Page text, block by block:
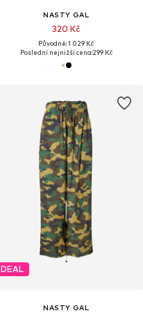
NASTY GAL
320 Kč
Původně: 1 029 Kč
Poslední nejnižší cena:299 Kč
DEAL
NASTY GAL